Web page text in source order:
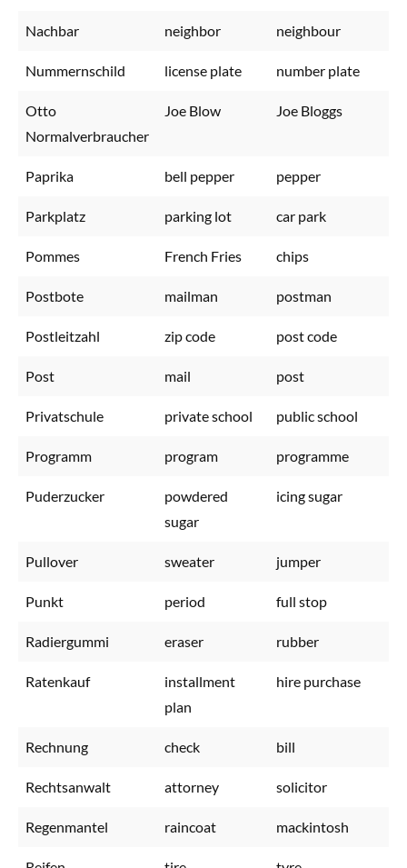
Nachbar neighbor neighbour
Nummernschild license plate number plate
Otto
Normalverbraucher
Joe Blow Joe Bloggs
Paprika bell pepper pepper
Parkplatz parking lot car park
Pommes French Fries chips
Postbote mailman postman
Postleitzahl zip code post code
Post mail post
Privatschule private school public school
Programm program programme
Puderzucker
powdered
sugar
icing sugar
Pullover sweater jumper
Punkt period full stop
Radiergummi eraser rubber
Ratenkauf
installment
plan
hire purchase
Rechnung check bill
Rechtsanwalt attorney solicitor
Regenmantel raincoat mackintosh